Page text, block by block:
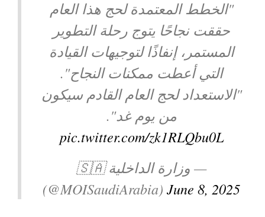
إنجازات
توعوية
الخدمات
الإلكترونية
صور
وفيديو
مجلة
أصداء
إعلانات
نحن
اتصل
"الخطط المعتمدة لحج هذا العام
حققت نجاحًا يتوج رحلة التطوير
المستمر، إنفاذًا لتوجيهات القيادة
التي أعطت ممكنات النجاح".
"الاستعداد لحج العام القادم سيكون
من يوم غد".
pic.twitter.com/zk1RLQbu0L
— وزارة الداخلية 🇸🇦
(@MOISaudiArabia) June 8, 2025